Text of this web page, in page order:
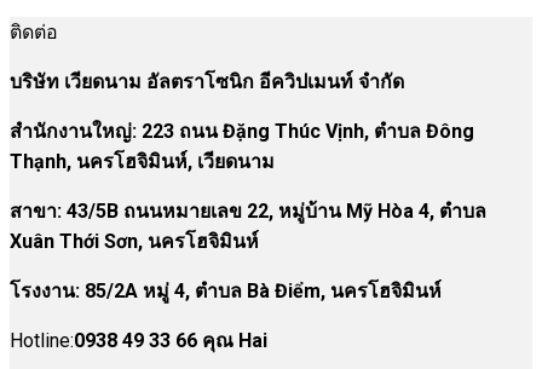
ติดต่อ
บริษัท เวียดนาม อัลตราโซนิก อีควิปเมนท์ จำกัด
สำนักงานใหญ่: 223 ถนน Đặng Thúc Vịnh, ตำบล Đông
Thạnh, นครโฮจิมินห์, เวียดนาม
สาขา: 43/5B ถนนหมายเลข 22, หมู่บ้าน Mỹ Hòa 4, ตำบล
Xuân Thới Sơn, นครโฮจิมินห์
โรงงาน: 85/2A หมู่ 4, ตำบล Bà Điểm, นครโฮจิมินห์
Hotline:0938 49 33 66 คุณ Hai